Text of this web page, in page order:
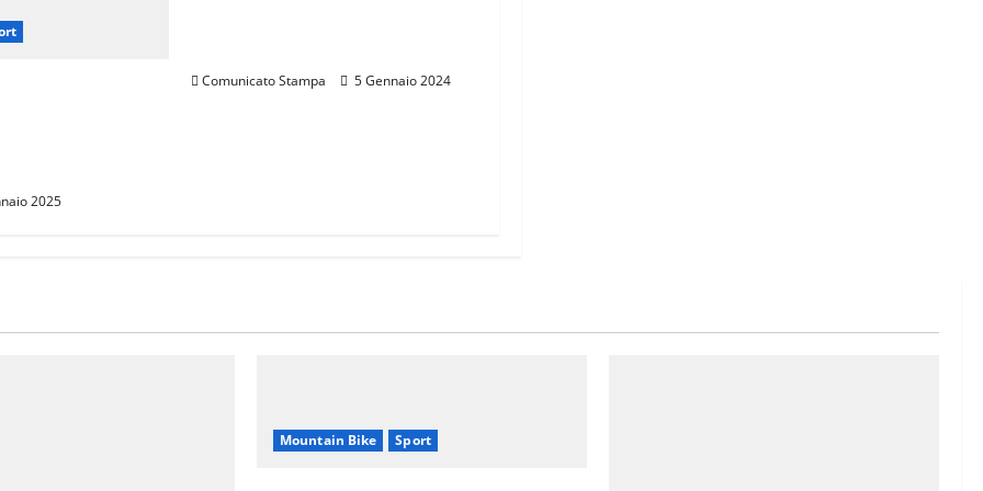
2025
Comunicato Stampa 5 Gennaio 2024
Mountain Bike Sport